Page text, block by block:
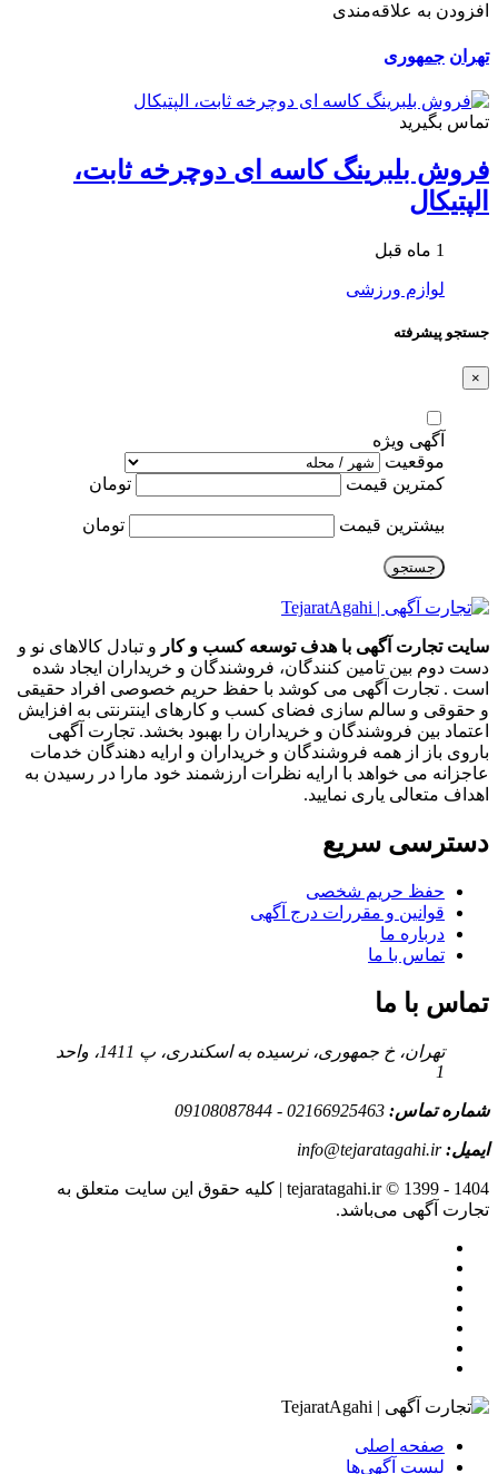
افزودن به علاقه‌مندی
تهران جمهوری
تماس بگیرید
فروش بلبرینگ کاسه ای دوچرخه ثابت،
الپتیکال
1 ماه قبل
لوازم ورزشی
جستجو پیشرفته
×
آگهی ویژه
موقعیت
کمترین قیمت
تومان
بیشترین قیمت تومان
جستجو
سایت تجارت آگهی با هدف توسعه کسب و کار و تبادل کالاهای نو و
دست دوم بین تامین کنندگان، فروشندگان و خریداران ایجاد شده
است . تجارت آگهی می کوشد با حفظ حریم خصوصی افراد حقیقی
و حقوقی و سالم سازی فضای کسب و کارهای اینترنتی به افزایش
اعتماد بین فروشندگان و خریداران را بهبود بخشد. تجارت آگهی
باروی باز از همه فروشندگان و خریداران و ارایه دهندگان خدمات
عاجزانه می خواهد با ارایه نظرات ارزشمند خود مارا در رسیدن به
اهداف متعالی یاری نمایید.
دسترسی سریع
حفظ حریم شخصی
قوانین و مقررات درج آگهی
درباره ما
تماس با ما
تماس با ما
تهران، خ جمهوری، نرسیده به اسکندری، پ 1411، واحد
1
شماره تماس: 02166925463 - 09108087844
ایمیل:info@tejaratagahi.ir
tejaratagahi.ir © 1399 - 1404 | کلیه حقوق این سایت متعلق به
تجارت آگهی می‌باشد.
صفحه اصلی
لیست آگهی‌ها